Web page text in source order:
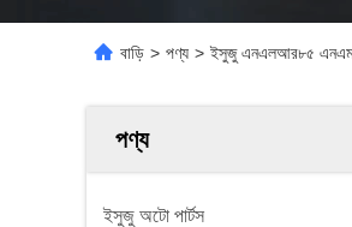
বাড়ি > পণ্য > ইসুজু এনএলআর৮৫
পণ্য
ইসুজু অটো পার্টস